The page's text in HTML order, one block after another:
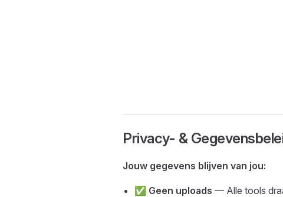
Privacy- &
Jouw gegevens blijven van jou:
✅ Geen uploads — Alle tools